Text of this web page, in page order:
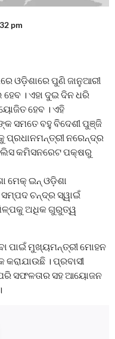
pm
ଓଡ଼ିଶାରେ ପୁଣି ଜାନୁଆରୀ
। ଏହା ଦୁଇ ଦିନ ଧରି
ହେବ । ଏହି
ସମତେ ବହୁ ବିଦେଶୀ ପୁଞ୍ଜି
ନରେନ୍ଦ୍ର
କମିସନରେଟ ପକ୍ଷରୁ
ମେକ୍ ଇନ୍ ଓଡ଼ିଶା
ଚନ୍ଦ୍ର ସ୍ୱାଇଁ
ଅଧିକ ଗୁରୁତ୍ୱ
ପାଇଁ ମୁଖ୍ୟମନ୍ତ୍ରୀ ମୋହନ
। ପ୍ରବାସୀ
ସଫଳତାର ସହ ଆୟୋଜନ